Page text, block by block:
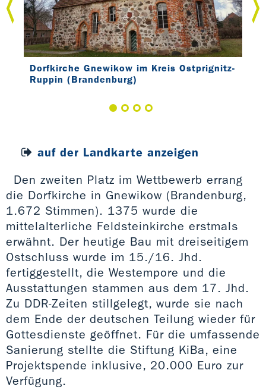
Dorfkirche Gnewikow im Kreis Ostprignitz-
Ruppin (Brandenburg)
auf der Landkarte anzeigen
Den zweiten Platz im Wettbewerb errang
die Dorfkirche in Gnewikow (Brandenburg,
1.672 Stimmen). 1375 wurde die
mittelalterliche Feldsteinkirche erstmals
erwähnt. Der heutige Bau mit dreiseitigem
Ostschluss wurde im 15./16. Jhd.
fertiggestellt, die Westempore und die
Ausstattungen stammen aus dem 17. Jhd.
Zu DDR-Zeiten stillgelegt, wurde sie nach
dem Ende der deutschen Teilung wieder für
Gottesdienste geöffnet. Für die umfassende
Sanierung stellte die Stiftung KiBa, eine
Projektspende inklusive, 20.000 Euro zur
Verfügung.